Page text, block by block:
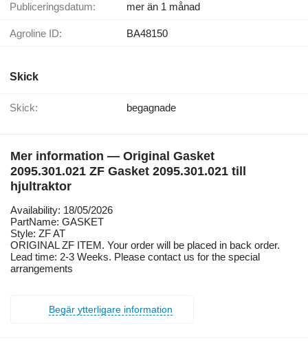
Publiceringsdatum: mer än 1 månad
Agroline ID: BA48150
Skick
Skick: begagnade
Mer information — Original Gasket
2095.301.021 ZF Gasket 2095.301.021 till
hjultraktor
Availability: 18/05/2026
PartName: GASKET
Style: ZF AT
ORIGINAL ZF ITEM. Your order will be placed in back order.
Lead time: 2-3 Weeks. Please contact us for the special
arrangements
Begär ytterligare information